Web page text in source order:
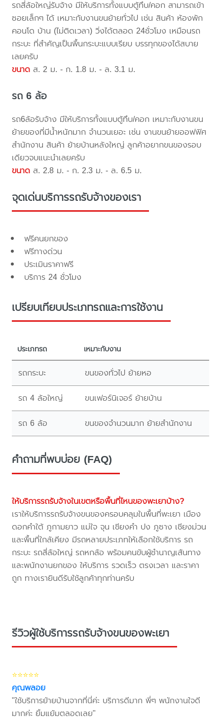
รถสี่ล้อใหญ่รับจ้าง มีให้บริการทั้งแบบตู้ทึบ/คอก สามารถเข้า
ซอยเล็กๆ ได้ เหมาะกับงานขนย้ายทั่วไป เช่น สินค้า ห้องพัก
คอนโด บ้าน (ไม่ติดเวลา) วิ่งได้ตลอด 24ชั่วโมง เหมือนรถ
กระบะ ที่สำคัญเป็นพื้นกระบะแบบเรียบ บรรทุกของได้สบาย
เลยครับ
ขนาด ส. 2 ม. - ก. 1.8 ม. - ล. 3.1 ม.
รถ 6 ล้อ
รถ6ล้อรับจ้าง มีให้บริการทั้งแบบตู้ทึบ/คอก เหมาะกับงานขน
ย้ายของที่มีน้ำหนักมาก จำนวนเยอะ เช่น งานขนย้ายออฟฟิศ
สำนักงาน สินค้า ย้ายบ้านหลังใหญ่ ลูกค้าอยากขนของรอบ
เดียวจบแนะนำเลยครับ
ขนาด ส. 2.8 ม. - ก. 2.3 ม. - ล. 6.5 ม.
จุดเด่นบริการรถรับจ้างของเรา
ฟรีคนยกของ
ฟรีทางด่วน
ประเมินราคาฟรี
บริการ 24 ชั่วโมง
เปรียบเทียบประเภทรถและการใช้งาน
ประเภทรถ เหมาะกับงาน
รถกระบะ ขนของทั่วไป ย้ายหอ
รถ 4 ล้อใหญ่ ขนเฟอร์นิเจอร์ ย้ายบ้าน
รถ 6 ล้อ ขนของจำนวนมาก ย้ายสำนักงาน
คำถามที่พบบ่อย (FAQ)
ให้บริการรถรับจ้างในเขตหรือพื้นที่ไหนของพะเยาบ้าง?
เราให้บริการรถรับจ้างขนของครอบคลุมในพื้นที่พะเยา เมือง
ดอกคำใต้ ภูกามยาว แม่ใจ จุน เชียงคำ ปง ภูซาง เชียงม่วน
และพื้นที่ใกล้เคียง มีรถหลายประเภทให้เลือกใช้บริการ รถ
กระบะ รถสี่ล้อใหญ่ รถหกล้อ พร้อมคนขับผู้ชำนาญเส้นทาง
และพนักงานยกของ ให้บริการ รวดเร็ว ตรงเวลา และราคา
ถูก ทางเรายินดีรับใช้ลูกค้าทุกท่านครับ
รีวิวผู้ใช้บริการรถรับจ้างขนของพะเยา
⭐⭐⭐⭐⭐
คุณพลอย
"ใช้บริการย้ายบ้านจากที่นี่ค่ะ บริการดีมาก พี่ๆ พนักงานใจดี
มากค่ะ ยิ้มแย้มตลอดเลย"